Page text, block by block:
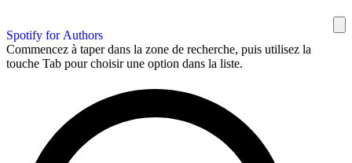
Spotify for Authors
Commencez à taper dans la zone de recherche, puis utilisez la
touche Tab pour choisir une option dans la liste.